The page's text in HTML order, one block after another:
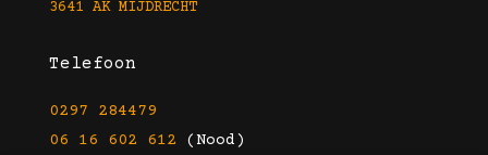
3641 AK MIJDRECHT
Telefoon
0297 284479
06 16 602 612 (Nood)